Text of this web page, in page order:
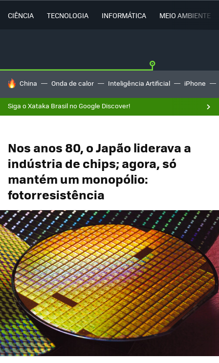
CIÊNCIA TECNOLOGIA INFORMÁTICA MEIO AMBIENTE
TENDÊNCIAS DO DIA
China Onda de calor Inteligência Artificial iPhone
Siga o Xataka Brasil no Google Discover!
Nos anos 80, o Japão liderava a
indústria de chips; agora, só
mantém um monopólio:
fotorresistência